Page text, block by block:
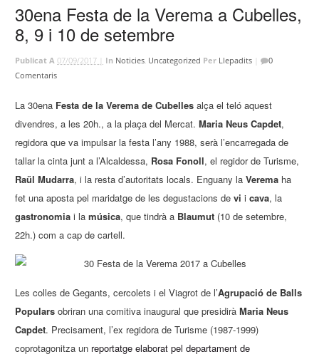
30ena Festa de la Verema a Cubelles,
8, 9 i 10 de setembre
Publicat A07/09/2017 | In Noticies Uncategorized Per Llepadits
0
Comentaris
La 30ena Festa de la Verema de Cubelles alça el teló aquest
divendres, a les 20h., a la plaça del Mercat.Maria Neus Capdet,
regidora que va impulsar la festa l’any 1988, serà l’encarregada de
tallar la cinta junt a l’Alcaldessa, Rosa Fonoll, el regidor de Turisme,
Raül Mudarra, i la resta d’autoritats locals. Enguany laVerema ha
fet una aposta pel maridatge de les degustacions devi icava, la
gastronomia i lamúsica, que tindrà a Blaumut (10 de setembre,
22h.) com a cap de cartell.
Les colles de Gegants, cercolets i el Viagrot de l’Agrupació de Balls
Populars obriran una comitiva inaugural que presidiràMaria Neus
Capdet. Precisament, l’ex regidora de Turisme (1987-1999)
coprotagonitza un reportatge elaborat pel departament de